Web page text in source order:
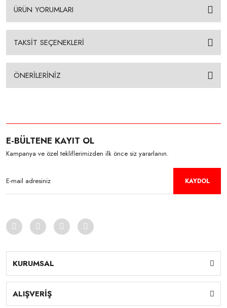
ÜRÜN YORUMLARI
TAKSİT SEÇENEKLERİ
ÖNERİLERİNİZ
E-BÜLTENE KAYIT OL
Kampanya ve özel tekliflerimizden ilk önce siz yararlanın.
KAYDOL
KURUMSAL
ALIŞVERİŞ